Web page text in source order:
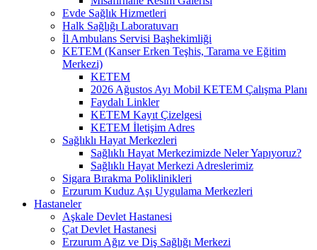
Evde Sağlık Hizmetleri
Halk Sağlığı Laboratuvarı
İl Ambulans Servisi Başhekimliği
KETEM (Kanser Erken Teşhis, Tarama ve Eğitim
Merkezi)
KETEM
2026 Ağustos Ayı Mobil KETEM Çalışma Planı
Faydalı Linkler
KETEM Kayıt Çizelgesi
KETEM İletişim Adres
Sağlıklı Hayat Merkezleri
Sağlıklı Hayat Merkezimizde Neler Yapıyoruz?
Sağlıklı Hayat Merkezi Adreslerimiz
Sigara Bırakma Poliklinikleri
Erzurum Kuduz Aşı Uygulama Merkezleri
Hastaneler
Aşkale Devlet Hastanesi
Çat Devlet Hastanesi
Erzurum Ağız ve Diş Sağlığı Merkezi